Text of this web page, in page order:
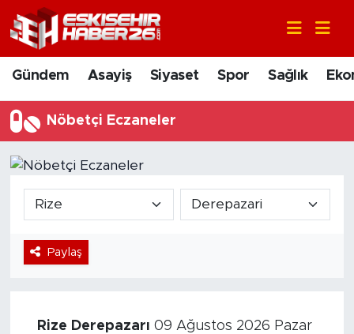
Gündem Asayiş Siyaset Spor Sağlık
Nöbetçi Eczaneler
Paylaş
Rize Derepazarı 09 Ağustos 2026 Pazar
Gündem
Asayiş
Siyaset
Sağlık
Ekonomi
Nöbetçi Eczaneler
Hava Durumu
Trafik Durumu
Tüm Manşetler
Son Dakika Haberleri